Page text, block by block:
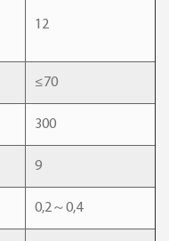
12
≤70
300
9
0,2～0,4